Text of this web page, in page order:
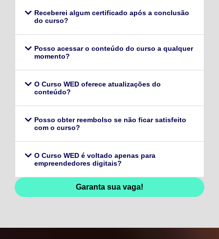
Receberei algum certificado após a conclusão
do curso?
Posso acessar o conteúdo do curso a qualquer
momento?
O Curso WED oferece atualizações do
conteúdo?
Posso obter reembolso se não ficar satisfeito
com o curso?
O Curso WED é voltado apenas para
empreendedores digitais?
Garanta sua vaga!